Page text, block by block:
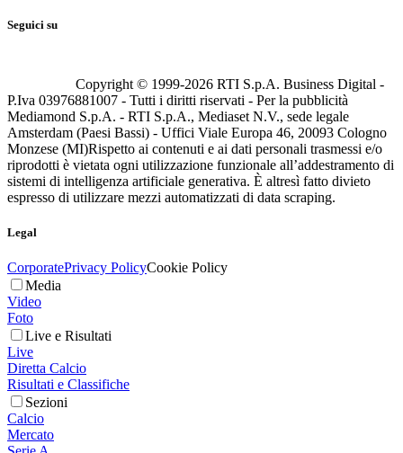
Seguici su
Copyright © 1999-2026 RTI S.p.A. Business Digital -
P.Iva 03976881007 - Tutti i diritti riservati - Per la pubblicità
Mediamond S.p.A. - RTI S.p.A., Mediaset N.V., sede legale
Amsterdam (Paesi Bassi) - Uffici Viale Europa 46, 20093 Cologno
Monzese (MI)Rispetto ai contenuti e ai dati personali trasmessi e/o
riprodotti è vietata ogni utilizzazione funzionale all’addestramento di
sistemi di intelligenza artificiale generativa. È altresì fatto divieto
espresso di utilizzare mezzi automatizzati di data scraping.
Legal
CorporatePrivacy PolicyCookie Policy
Media
Video
Foto
Live e Risultati
Live
Diretta Calcio
Risultati e Classifiche
Sezioni
Calcio
Mercato